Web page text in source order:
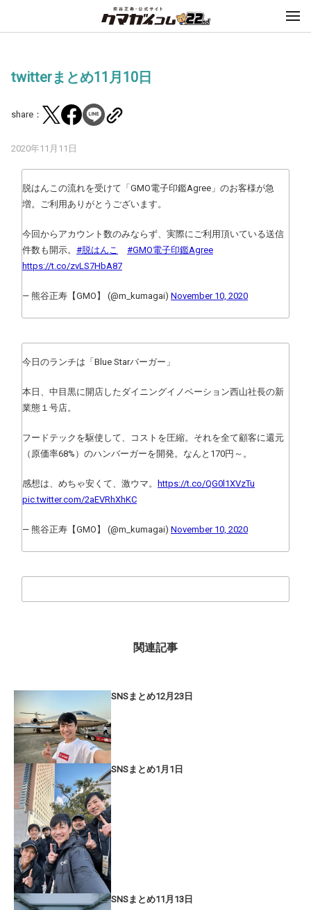
twitterまとめ11月10日
share：
2020年11月11日
脱はんこの流れを受けて「GMO電子印鑑Agree」のお客様が急
増。ご利用ありがとうございます。
今回からアカウント数のみならず、実際にご利用頂いている送信
件数も開示。 #脱はんこ
#GMO電子印鑑Agree
https://t.co/zvLS7HbA87
— 熊谷正寿【GMO】 (@m_kumagai) November 10, 2020
今日のランチは「Blue Starバーガー」
本日、中目黒に開店したダイニングイノベーション西山社長の新
業態１号店。
フードテックを駆使して、コストを圧縮。それを全て顧客に還元
（原価率68%）のハンバーガーを開発。なんと170円～。
感想は、めちゃ安くて、激ウマ。
https://t.co/QG0l1XVzTu
pic.twitter.com/2aEVRhXhKC
— 熊谷正寿【GMO】 (@m_kumagai) November 10, 2020
関連記事
SNSまとめ12月23日
SNSまとめ1月1日
SNSまとめ11月13日